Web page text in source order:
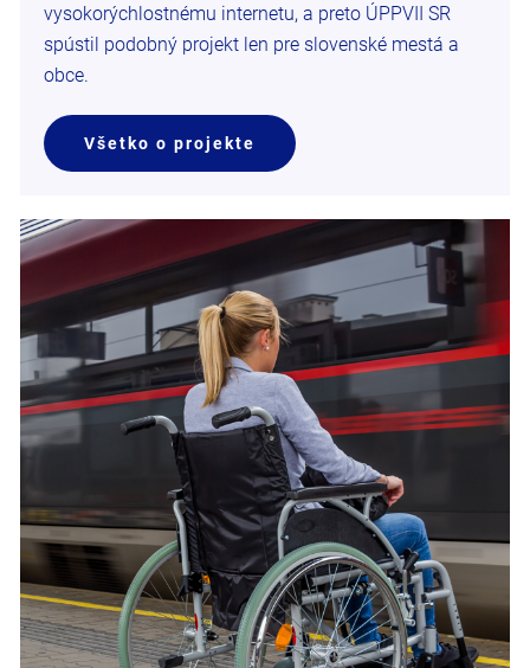
vysokorýchlostnému internetu, a preto ÚPPVII SR
spústil podobný projekt len pre slovenské mestá a
obce.
Všetko o projekte